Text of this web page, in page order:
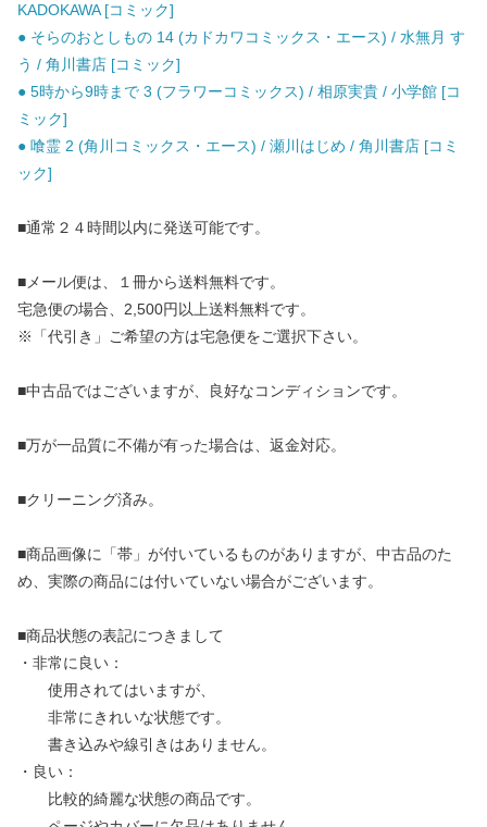
KADOKAWA [コミック]
● そらのおとしもの 14 (カドカワコミックス・エース) / 水無月 す
う / 角川書店 [コミック]
● 5時から9時まで 3 (フラワーコミックス) / 相原実貴 / 小学館 [コ
ミック]
● 喰霊 2 (角川コミックス・エース) / 瀬川はじめ / 角川書店 [コミ
ック]
■通常２４時間以内に発送可能です。
■メール便は、１冊から送料無料です。
宅急便の場合、2,500円以上送料無料です。
※「代引き」ご希望の方は宅急便をご選択下さい。
■中古品ではございますが、良好なコンディションです。
■万が一品質に不備が有った場合は、返金対応。
■クリーニング済み。
■商品画像に「帯」が付いているものがありますが、中古品のた
め、実際の商品には付いていない場合がございます。
■商品状態の表記につきまして
・非常に良い：
使用されてはいますが、
非常にきれいな状態です。
書き込みや線引きはありません。
・良い：
比較的綺麗な状態の商品です。